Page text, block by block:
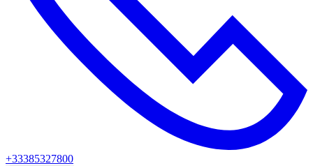
+33385327800